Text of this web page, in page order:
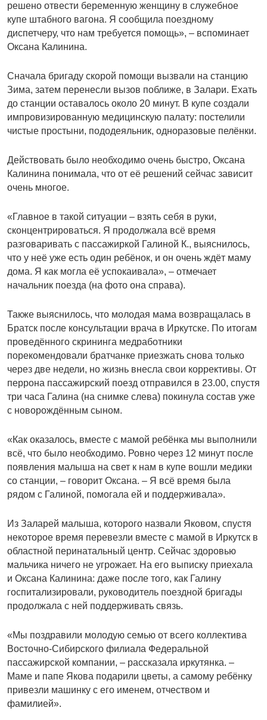
решено отвести беременную женщину в служебное
купе штабного вагона. Я сообщила поездному
диспетчеру, что нам требуется помощь», – вспоминает
Оксана Калинина.
Сначала бригаду скорой помощи вызвали на станцию
Зима, затем перенесли вызов поближе, в Залари. Ехать
до станции оставалось около 20 минут. В купе создали
импровизированную медицинскую палату: постелили
чистые простыни, пододеяльник, одноразовые пелёнки.
Действовать было необходимо очень быстро, Оксана
Калинина понимала, что от её решений сейчас зависит
очень многое.
«Главное в такой ситуации – взять себя в руки,
сконцентрироваться. Я продолжала всё время
разговаривать с пассажиркой Галиной К., выяснилось,
что у неё уже есть один ребёнок, и он очень ждёт маму
дома. Я как могла её успокаивала», – отмечает
начальник поезда (на фото она справа).
Также выяснилось, что молодая мама возвращалась в
Братск после консультации врача в Иркутске. По итогам
проведённого скрининга медработники
порекомендовали братчанке приезжать снова только
через две недели, но жизнь внесла свои коррективы. От
перрона пассажирский поезд отправился в 23.00, спустя
три часа Галина (на снимке слева) покинула состав уже
с новорождённым сыном.
«Как оказалось, вместе с мамой ребёнка мы выполнили
всё, что было необходимо. Ровно через 12 минут после
появления малыша на свет к нам в купе вошли медики
со станции, – говорит Оксана. – Я всё время была
рядом с Галиной, помогала ей и поддерживала».
Из Заларей малыша, которого назвали Яковом, спустя
некоторое время перевезли вместе с мамой в Иркутск в
областной перинатальный центр. Сейчас здоровью
мальчика ничего не угрожает. На его выписку приехала
и Оксана Калинина: даже после того, как Галину
госпитализировали, руководитель поездной бригады
продолжала с ней поддерживать связь.
«Мы поздравили молодую семью от всего коллектива
Восточно-Сибирского филиала Федеральной
пассажирской компании, – рассказала иркутянка. –
Маме и папе Якова подарили цветы, а самому ребёнку
привезли машинку с его именем, отчеством и
фамилией».